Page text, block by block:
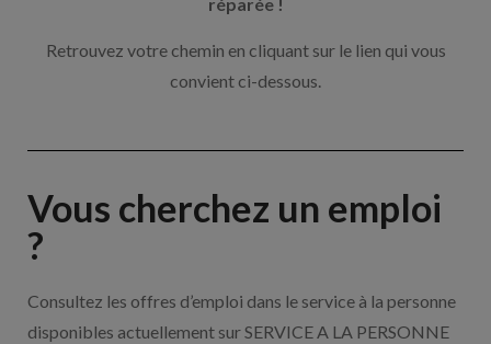
Retrouvez votre chemin en cliquant sur le lien qui vous
convient ci-dessous.
Vous cherchez un emploi
?
Consultez les offres d’emploi dans le service à la personne
disponibles actuellement sur SERVICE A LA PERSONNE